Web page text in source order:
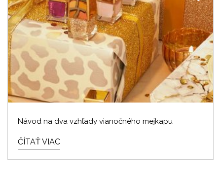
Návod na dva vzhľady vianočného mejkapu
ČÍTAŤ VIAC